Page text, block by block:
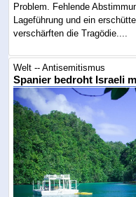
Problem. Fehlende
Lageführung und ein
verschärften die Tragödie....
Welt -- Antisemitismus
Spanier bedroht Israeli